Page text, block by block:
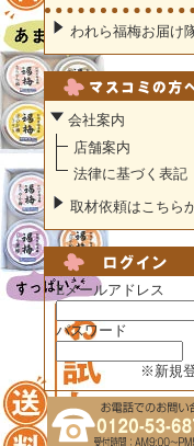
われら福梅お届け
会社案内
店舗案内
法律に基づく表記
取材依頼はこちら
Eメールアドレス
パスワード
※新規